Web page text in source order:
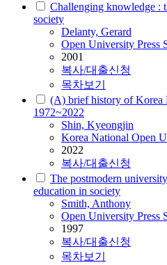
Challenging knowledge :
society
Delanty, Gerard
Open University Press
2001
복사/대출신청
목차보기
(A) brief history of Korea
1972~2022
Shin, Kyeongjin
Korea National Open
2022
복사/대출신청
The postmodern
education in society
Smith, Anthony
Open University Press
1997
복사/대출신청
목차보기